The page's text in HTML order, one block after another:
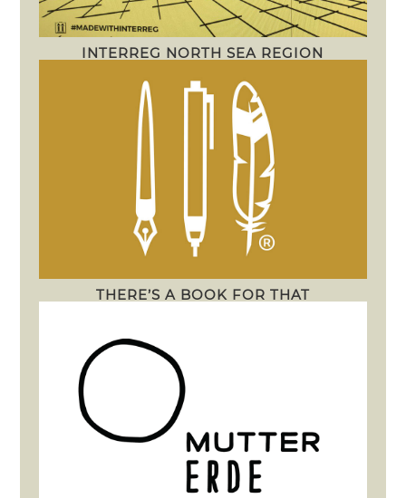
INTERREG NORTH SEA REGION
THERE’S A BOOK FOR THAT